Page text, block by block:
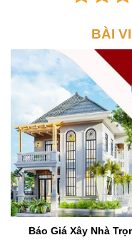
BÀI
Báo Giá Xây Nhà